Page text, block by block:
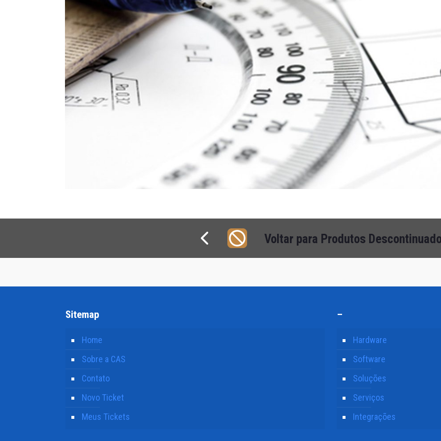
Voltar para Produtos
Sitemap
Home
Sobre a CAS
Contato
Novo Ticket
Meus Tickets
–
Hardware
Software
Soluções
Serviços
Integrações